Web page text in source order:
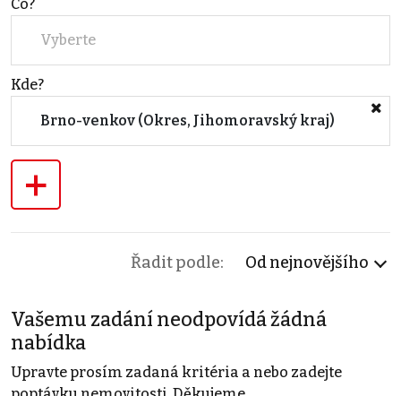
Co?
Vyberte
Kde?
Brno-venkov (Okres, Jihomoravský kraj)
+
Řadit podle: Od nejnovějšího
Vašemu zadání neodpovídá žádná
nabídka
Upravte prosím zadaná kritéria a nebo zadejte